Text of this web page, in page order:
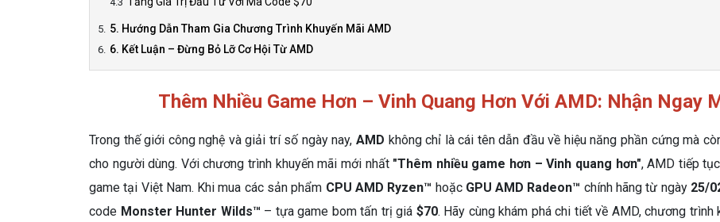
5. Hướng Dẫn Tham Gia Chương Trình Khuyến Mãi AMD
6. Kết Luận – Đừng Bỏ Lỡ Cơ Hội Từ AMD
Thêm Nhiều Game Hơn – Vinh Quang Hơn Với AMD: Nhận Ngay
Trong thế giới công nghệ và giải trí số ngày nay, AMD không chỉ là cái tên dẫn đầu về hiệu năng phần cứng mà
cho người dùng. Với chương trình khuyến mãi mới nhất "Thêm nhiều game hơn – Vinh quang hơn", AMD tiếp
game tại Việt Nam. Khi mua các sản phẩm CPU AMD Ryzen™ hoặc GPU AMD Radeon™ chính hãng từ ngày 25/
code Monster Hunter Wilds™ – tựa game bom tấn trị giá $70. Hãy cùng khám phá chi tiết về AMD, chương